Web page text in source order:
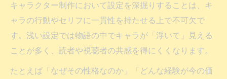
キャラクター制作において設定を深掘りすることは、キ
ャラの行動やセリフに一貫性を持たせる上で不可欠で
す。浅い設定では物語の中でキャラが「浮いて」見える
ことが多く、読者や視聴者の共感を得にくくなります。
たとえば「なぜその性格なのか」「どんな経験が今の価